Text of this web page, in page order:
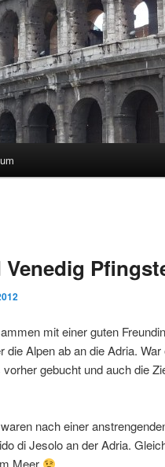
mit einer guten
Alpen ab an die Adria.
gebucht und auch die
nach einer
di Jesolo an der Adria.